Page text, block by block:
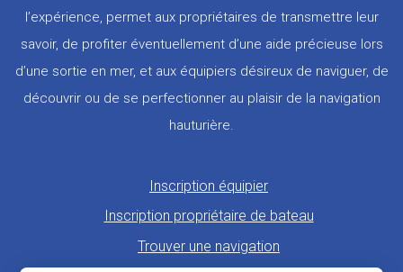
l’expérience, permet aux propriétaires de transmettre leur
savoir, de profiter éventuellement d’une aide précieuse lors
d’une sortie en mer, et aux équipiers désireux de naviguer, de
découvrir ou de se perfectionner au plaisir de la navigation
hauturière.
Inscription équipier
Inscription propriétaire de bateau
Trouver une navigation